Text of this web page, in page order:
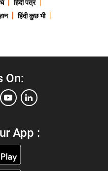
हिंदी पत्र
हिंदी कुछ भी
On:
App :